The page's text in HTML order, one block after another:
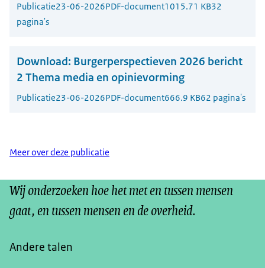
Publicatie23-06-2026PDF-document1015.71 KB32
pagina's
Download: Burgerperspectieven 2026 bericht
2 Thema media en opinievorming
Publicatie23-06-2026PDF-document666.9 KB62 pagina's
Meer over deze publicatie
Wij onderzoeken hoe het met en tussen mensen
gaat, en tussen mensen en de overheid.
Andere talen